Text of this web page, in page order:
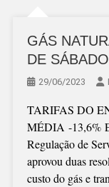
GÁS
DE
29/06/2023
TARIFAS DO
MÉDIA -13,6%
Regulação de
aprovou duas
custo do gás e